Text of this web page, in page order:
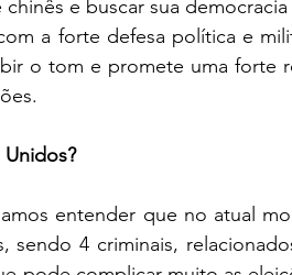
e buscar sua
a forte defesa política e
o tom e promete uma forte
entender que no atual
sendo 4 criminais,